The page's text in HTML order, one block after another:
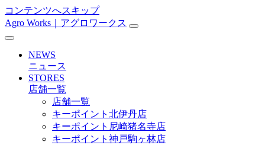
コンテンツへスキップ
メ
イ
Agro Works｜アグロワークス
NEWS
ニュース
STORES
店舗一覧
店舗一覧
キーポイント北伊丹店
キーポイント尼崎猪名寺店
キーポイント神戸駒ヶ林店